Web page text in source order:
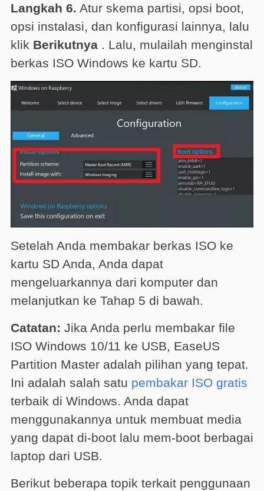
Langkah 6. Atur skema partisi, opsi boot,
opsi instalasi, dan konfigurasi lainnya, lalu
klik Berikutnya. Lalu, mulailah menginstal
berkas ISO Windows ke kartu SD.
Setelah Anda membakar berkas ISO ke
kartu SD Anda, Anda dapat
mengeluarkannya dari komputer dan
melanjutkan ke Tahap 5 di bawah.
Catatan: Jika Anda perlu membakar file
ISO Windows 10/11 ke USB, EaseUS
Partition Master adalah pilihan yang tepat.
Ini adalah salah satu pembakar ISO gratis
terbaik di Windows. Anda dapat
menggunakannya untuk membuat media
yang dapat di-boot lalu mem-boot berbagai
laptop dari USB.
Berikut beberapa topik terkait penggunaan